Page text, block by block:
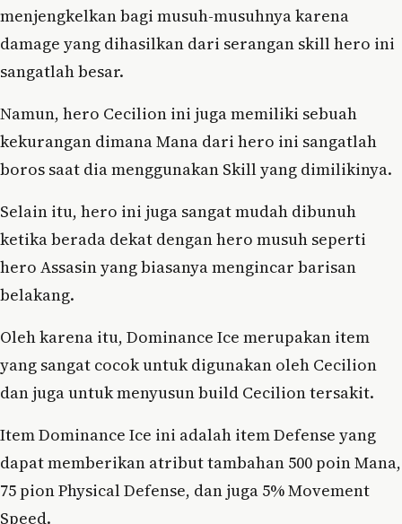
menjengkelkan bagi musuh-musuhnya karena
damage yang dihasilkan dari serangan skill hero ini
sangatlah besar.
Namun, hero Cecilion ini juga memiliki sebuah
kekurangan dimana Mana dari hero ini sangatlah
boros saat dia menggunakan Skill yang dimilikinya.
Selain itu, hero ini juga sangat mudah dibunuh
ketika berada dekat dengan hero musuh seperti
hero Assasin yang biasanya mengincar barisan
belakang.
Oleh karena itu, Dominance Ice merupakan item
yang sangat cocok untuk digunakan oleh Cecilion
dan juga untuk menyusun build Cecilion tersakit.
Item Dominance Ice ini adalah item Defense yang
dapat memberikan atribut tambahan 500 poin Mana,
75 pion Physical Defense, dan juga 5% Movement
Speed.